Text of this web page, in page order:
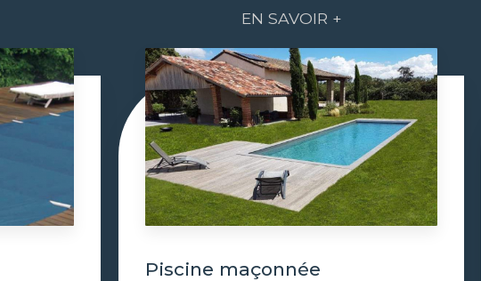
EN SAVOIR +
Piscine maçonnée